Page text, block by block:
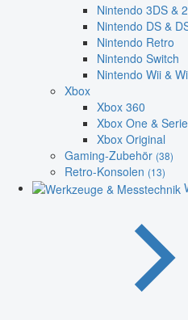
Nintendo 3DS &
Nintendo DS &
Nintendo Retro
Nintendo Switch
Nintendo Wii &
Xbox
Xbox 360
Xbox One &
Xbox Original
Gaming-Zubehör (38)
Retro-Konsolen (13)